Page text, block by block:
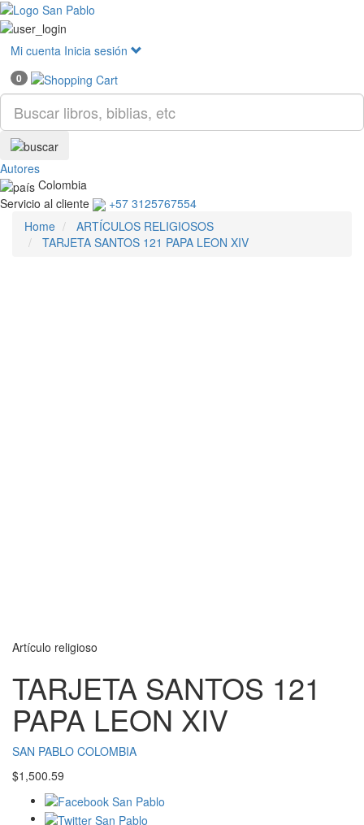
Mi cuenta Inicia sesión
0
Autores
Colombia
Servicio al cliente
+57 3125767554
Home
ARTÍCULOS RELIGIOSOS
TARJETA SANTOS 121 PAPA LEON XIV
Artículo religioso
TARJETA SANTOS 121
PAPA LEON XIV
SAN PABLO COLOMBIA
$1,500.59